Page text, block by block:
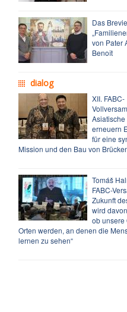
Das
von Pater
Benoît
dialog
XII. FABC-
Asiatische
erneuern
für eine
Mission und den Bau von
Tomáš
FABC-
Zukunft
wird
ob unsere
Orten werden, an denen die
lernen zu sehen“